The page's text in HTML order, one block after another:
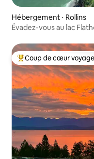
Hébergement ⋅ Rollins
Évadez-vous au lac
Coups de cœur
Coup de cœur